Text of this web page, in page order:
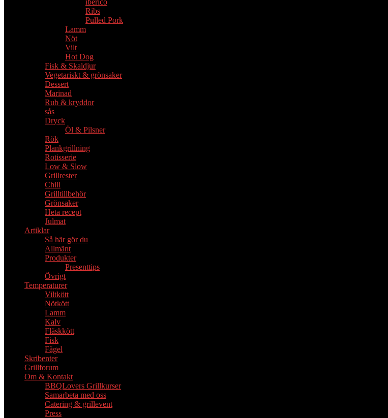
iberico
Ribs
Pulled Pork
Lamm
Nöt
Vilt
Hot Dog
Fisk & Skaldjur
Vegetariskt & grönsaker
Dessert
Marinad
Rub & kryddor
sås
Dryck
Öl & Pilsner
Rök
Plankgrillning
Rotisserie
Low & Slow
Grillrester
Chili
Grilltillbehör
Grönsaker
Heta recept
Julmat
Artiklar
Så här gör du
Allmänt
Produkter
Presenttips
Övrigt
Temperaturer
Viltkött
Nötkött
Lamm
Kalv
Fläskkött
Fisk
Fågel
Skribenter
Grillforum
Om & Kontakt
BBQLovers Grillkurser
Samarbeta med oss
Catering & grillevent
Press